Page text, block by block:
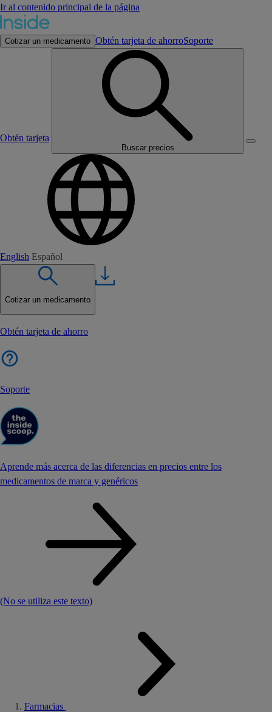
Ir al contenido principal de la página
Cotizar un medicamento Obtén tarjeta de ahorroSoporte
Obtén tarjeta
Buscar precios
English Español
Cotizar un medicamento
Obtén tarjeta de ahorro
Soporte
Aprende más acerca de las diferencias en precios entre los
medicamentos de marca y genéricos
(No se utiliza este texto)
Farmacias